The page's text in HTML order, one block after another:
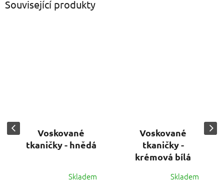
Související produkty
Voskované
tkaničky - hnědá
Skladem
Voskované
tkaničky -
krémová bílá
Skladem